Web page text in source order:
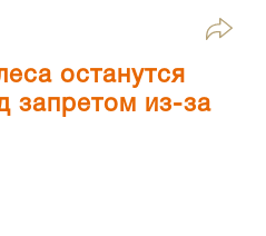
останутся
запретом из-за